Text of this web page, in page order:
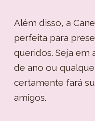
Além disso, a
perfeita para
queridos. Seja em
de ano ou
certamente fará
amigos.